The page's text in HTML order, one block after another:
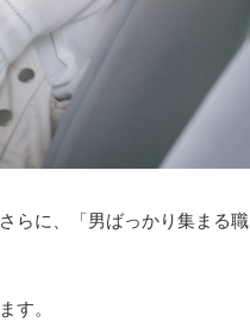
らに、「男ばっかり集まる職
す。